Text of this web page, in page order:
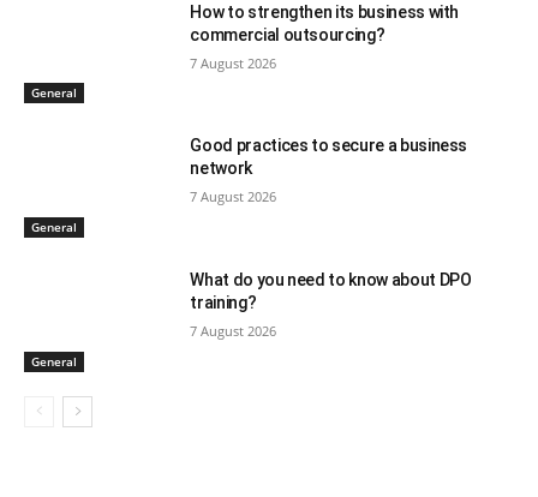
General
How to strengthen its business with
commercial outsourcing?
7 August 2026
General
Good practices to secure a business
network
7 August 2026
General
What do you need to know about DPO
training?
7 August 2026